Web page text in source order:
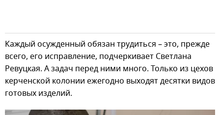
Каждый осужденный обязан трудиться – это, прежде
всего, его исправление, подчеркивает Светлана
Ревуцкая. А задач перед ними много. Только из цехов
керченской колонии ежегодно выходят десятки видов
готовых изделий.